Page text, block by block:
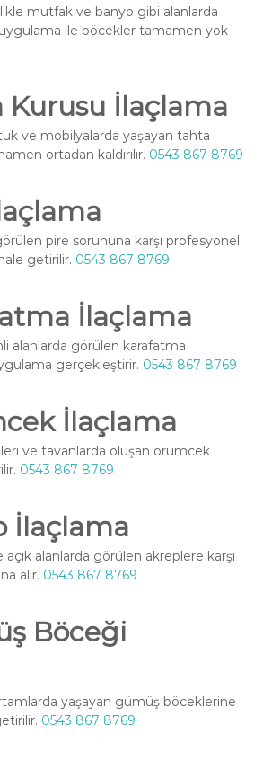
mutfak ve banyo gibi alanlarda
ile böcekler tamamen yok
Kurusu İlaçlama
ve mobilyalarda yaşayan tahta
ortadan kaldırılır. 0543 867 8769
pire sorununa karşı profesyonel
getirilir. 0543 867 8769
İlaçlama
alanlarda görülen karafatma
gerçekleştirir. 0543 867 8769
İlaçlama
ve tavanlarda oluşan örümcek
0543 867 8769
İlaçlama
alanlarda görülen akreplere karşı
alır. 0543 867 8769
Böceği
yaşayan gümüş böceklerine
0543 867 8769